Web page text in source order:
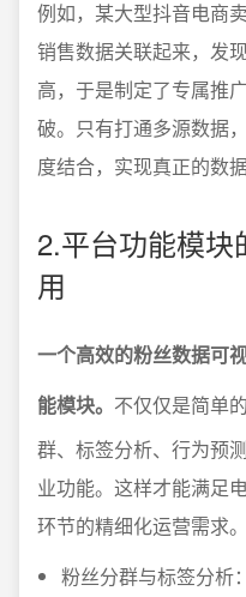
例如，某大型抖音电商
销售数据关联起来，发
高，于是制定了专属推
破。只有打通多源数据
度结合，实现真正的数
2.平台功能模块
用
一个高效的粉丝数据可
能模块。 不仅仅是简单
群、标签分析、行为预
业功能。这样才能满足
环节的精细化运营需求。
粉丝分群与标签分析